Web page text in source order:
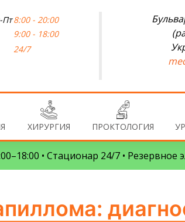
Пт8:00 - 20:00
9:00 - 18:00
24/7
ХИРУРГИЯ ПРОКТОЛОГИЯ
• Стационар 24/7 • Резервное